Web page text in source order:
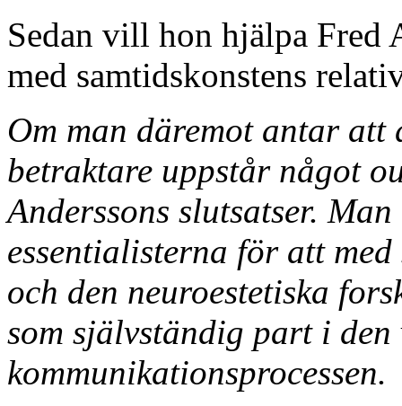
Sedan vill hon hjälpa Fred
med samtidskonstens
Om man däremot antar
betraktare uppstår något
Anderssons slutsatser.
essentialisterna för att
och den neuroestetiska
som självständig part i den
kommunikationsprocessen.